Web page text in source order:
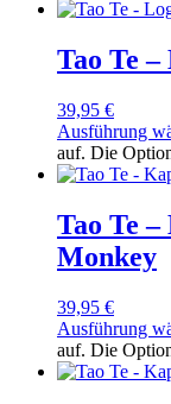
Tao Te
39,95 €
Ausführung
auf. Die
Tao Te
Monkey
39,95 €
Ausführung
auf. Die